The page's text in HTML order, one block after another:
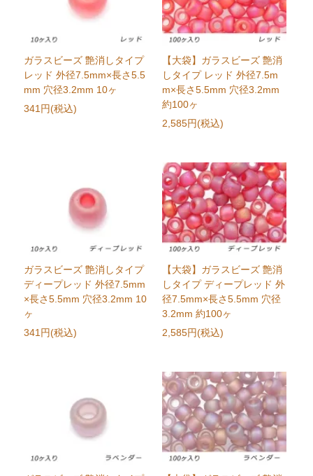
ガラスビーズ 艶消しタイプ
レッド 外径7.5mm×長さ5.5
mm 穴径3.2mm 10ヶ
341円(税込)
【大袋】ガラスビーズ 艶消
しタイプ レッド 外径7.5m
m×長さ5.5mm 穴径3.2mm
約100ヶ
2,585円(税込)
ガラスビーズ 艶消しタイプ
ディープレッド 外径7.5mm
×長さ5.5mm 穴径3.2mm 10
ヶ
341円(税込)
【大袋】ガラスビーズ 艶消
しタイプ ディープレッド 外
径7.5mm×長さ5.5mm 穴径
3.2mm 約100ヶ
2,585円(税込)